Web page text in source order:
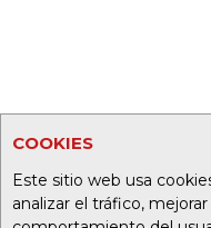
COOKIES
Este sitio web usa
analizar el tráfico,